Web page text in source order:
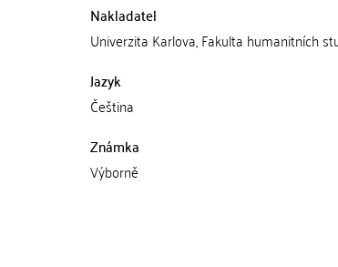
Nakladatel
Univerzita Karlova, Fakulta humanitních
Jazyk
Čeština
Známka
Výborně